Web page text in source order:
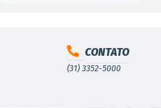
CONTATO
(31) 3352-5000